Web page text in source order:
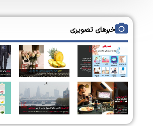
خبرهای تصویری